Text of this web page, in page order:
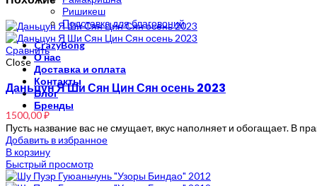
Ришикеш
Подставка для благовоний
CrazyBong
О нас
Доставка и оплата
Контакты
Блог
Бренды
Сравнить
Close
Даньцун Я Ши Сян Цин Сян осень 2023
1500,00₽
Пусть название вас не смущает, вкус наполняет и обогащает. В
Добавить в избранное
В корзину
Быстрый просмотр